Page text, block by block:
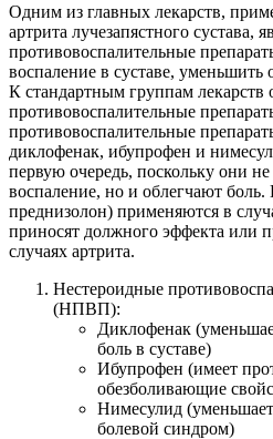
Одним из главных лекарств,
артрита лучезапястного сустава,
противовоспалительные
воспаление в суставе, уменьшить
К стандартным группам лекарств
противовоспалительные
противовоспалительные
диклофенак, ибупрофен и
первую очередь, поскольку они
воспаление, но и облегчают
преднизолон) применяются в
приносят должного эффекта или
случаях артрита.
Нестероидные
(НПВП):
Диклофенак
боль в суставе)
Ибупрофен (имеет
обезболивающие
Нимесулид
болевой синдром)